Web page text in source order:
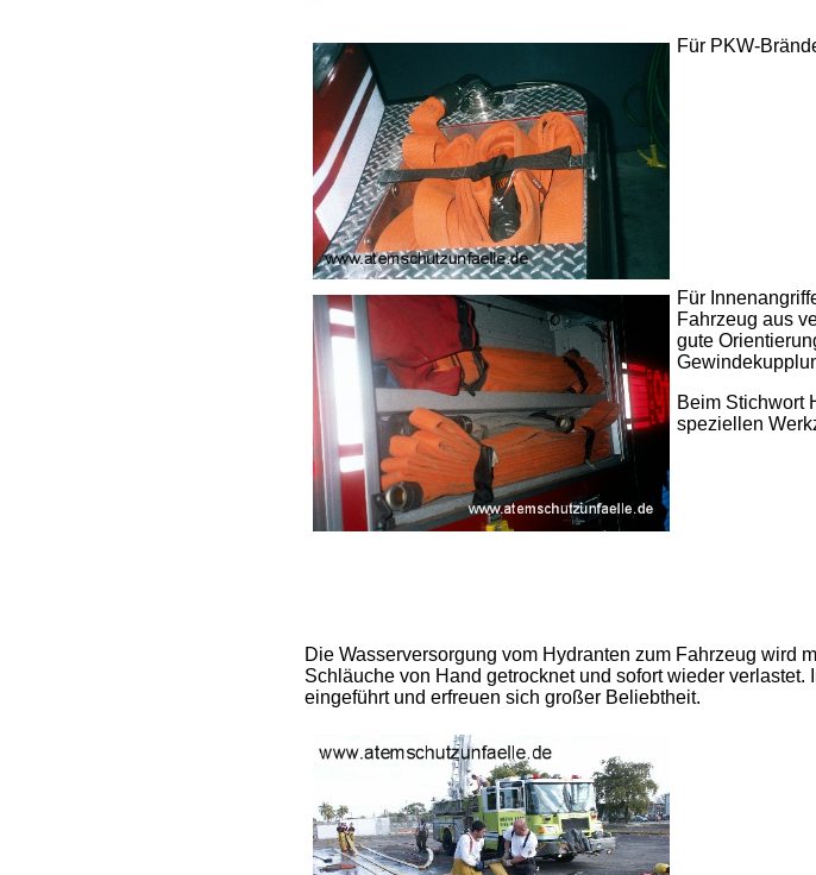
Für PKW-
Für
Fahrzeug aus
gute
Beim Stichwort
speziellen
Die Wasserversorgung vom Hydranten zum Fahrzeug wird
Schläuche von Hand getrocknet und sofort wieder
eingeführt und erfreuen sich großer Beliebtheit.